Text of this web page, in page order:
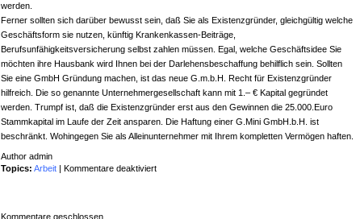
werden.
Ferner sollten sich darüber bewusst sein, daß Sie als Existenzgründer, gleichgültig welche
Geschäftsform sie nutzen, künftig Krankenkassen-Beiträge,
Berufsunfähigkeitsversicherung selbst zahlen müssen. Egal, welche Geschäftsidee Sie
möchten ihre Hausbank wird Ihnen bei der Darlehensbeschaffung behilflich sein. Sollten
Sie eine GmbH Gründung machen, ist das neue G.m.b.H. Recht für Existenzgründer
hilfreich. Die so genannte Unternehmergesellschaft kann mit 1.– € Kapital gegründet
werden. Trumpf ist, daß die Existenzgründer erst aus den Gewinnen die 25.000.Euro
Stammkapital im Laufe der Zeit ansparen. Die Haftung einer G.Mini GmbH.b.H. ist
beschränkt. Wohingegen Sie als Alleinunternehmer mit Ihrem kompletten Vermögen haften.
Author admin
Topics: Arbeit | Kommentare deaktiviertfür
Kommentare geschlossen.